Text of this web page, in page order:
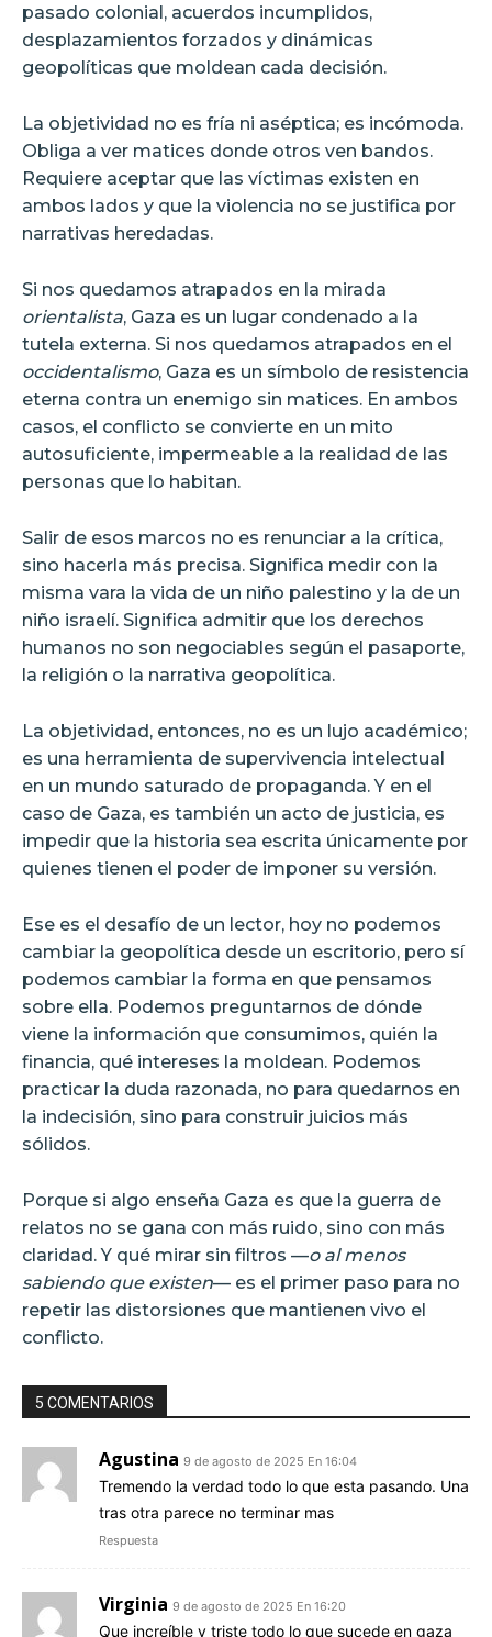
pasado colonial, acuerdos incumplidos,
desplazamientos forzados y dinámicas
geopolíticas que moldean cada decisión.
La objetividad no es fría ni aséptica; es incómoda.
Obliga a ver matices donde otros ven bandos.
Requiere aceptar que las víctimas existen en
ambos lados y que la violencia no se justifica por
narrativas heredadas.
Si nos quedamos atrapados en la mirada
orientalista, Gaza es un lugar condenado a la
tutela externa. Si nos quedamos atrapados en el
occidentalismo, Gaza es un símbolo de resistencia
eterna contra un enemigo sin matices. En ambos
casos, el conflicto se convierte en un mito
autosuficiente, impermeable a la realidad de las
personas que lo habitan.
Salir de esos marcos no es renunciar a la crítica,
sino hacerla más precisa. Significa medir con la
misma vara la vida de un niño palestino y la de un
niño israelí. Significa admitir que los derechos
humanos no son negociables según el pasaporte,
la religión o la narrativa geopolítica.
La objetividad, entonces, no es un lujo académico;
es una herramienta de supervivencia intelectual
en un mundo saturado de propaganda. Y en el
caso de Gaza, es también un acto de justicia, es
impedir que la historia sea escrita únicamente por
quienes tienen el poder de imponer su versión.
Ese es el desafío de un lector, hoy no podemos
cambiar la geopolítica desde un escritorio, pero sí
podemos cambiar la forma en que pensamos
sobre ella. Podemos preguntarnos de dónde
viene la información que consumimos, quién la
financia, qué intereses la moldean. Podemos
practicar la duda razonada, no para quedarnos en
la indecisión, sino para construir juicios más
sólidos.
Porque si algo enseña Gaza es que la guerra de
relatos no se gana con más ruido, sino con más
claridad. Y qué mirar sin filtros —o al menos
sabiendo que existen— es el primer paso para no
repetir las distorsiones que mantienen vivo el
conflicto.
5 COMENTARIOS
Agustina 9 de agosto de 2025 En 16:04
Tremendo la verdad todo lo que esta pasando. Una
tras otra parece no terminar mas
Respuesta
Virginia 9 de agosto de 2025 En 16:20
Que increíble y triste todo lo que sucede en gaza